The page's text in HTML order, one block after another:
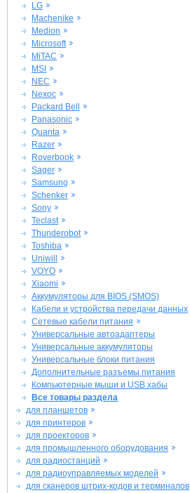
LG
Machenike
Medion
Microsoft
MiTAC
MSI
NEC
Nexoc
Packard Bell
Panasonic
Quanta
Razer
Roverbook
Sager
Samsung
Schenker
Sony
Teclast
Thunderobot
Toshiba
Uniwill
VOYO
Xiaomi
Аккумуляторы для BIOS (SMOS)
Кабели и устройства передачи данных
Сетевые кабели питания
Универсальные автоадаптеры
Универсальные аккумуляторы
Универсальные блоки питания
Дополнительные разъемы питания
Компьютерные мыши и USB хабы
Все товары раздела
для планшетов
для принтеров
для проекторов
для промышленного оборудования
для радиостанций
для радиоуправляемых моделей
для сканеров штрих-кодов и терминалов